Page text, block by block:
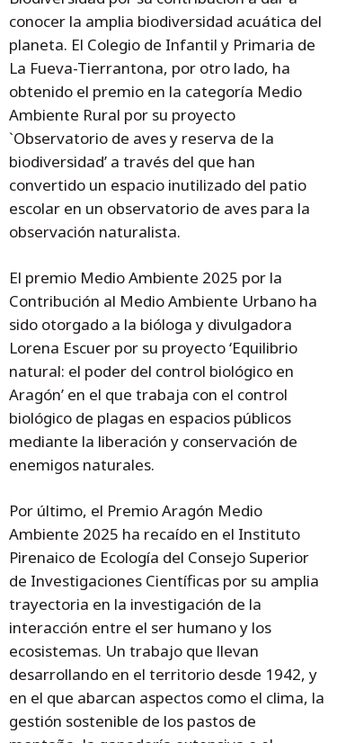
conocer la amplia biodiversidad acuática del
planeta. El Colegio de Infantil y Primaria de
La Fueva-Tierrantona, por otro lado, ha
obtenido el premio en la categoría Medio
Ambiente Rural por su proyecto
`Observatorio de aves y reserva de la
biodiversidad’ a través del que han
convertido un espacio inutilizado del patio
escolar en un observatorio de aves para la
observación naturalista.
El premio Medio Ambiente 2025 por la
Contribución al Medio Ambiente Urbano ha
sido otorgado a la bióloga y divulgadora
Lorena Escuer por su proyecto ‘Equilibrio
natural: el poder del control biológico en
Aragón’ en el que trabaja con el control
biológico de plagas en espacios públicos
mediante la liberación y conservación de
enemigos naturales.
Por último, el Premio Aragón Medio
Ambiente 2025 ha recaído en el Instituto
Pirenaico de Ecología del Consejo Superior
de Investigaciones Científicas por su amplia
trayectoria en la investigación de la
interacción entre el ser humano y los
ecosistemas. Un trabajo que llevan
desarrollando en el territorio desde 1942, y
en el que abarcan aspectos como el clima, la
gestión sostenible de los pastos de